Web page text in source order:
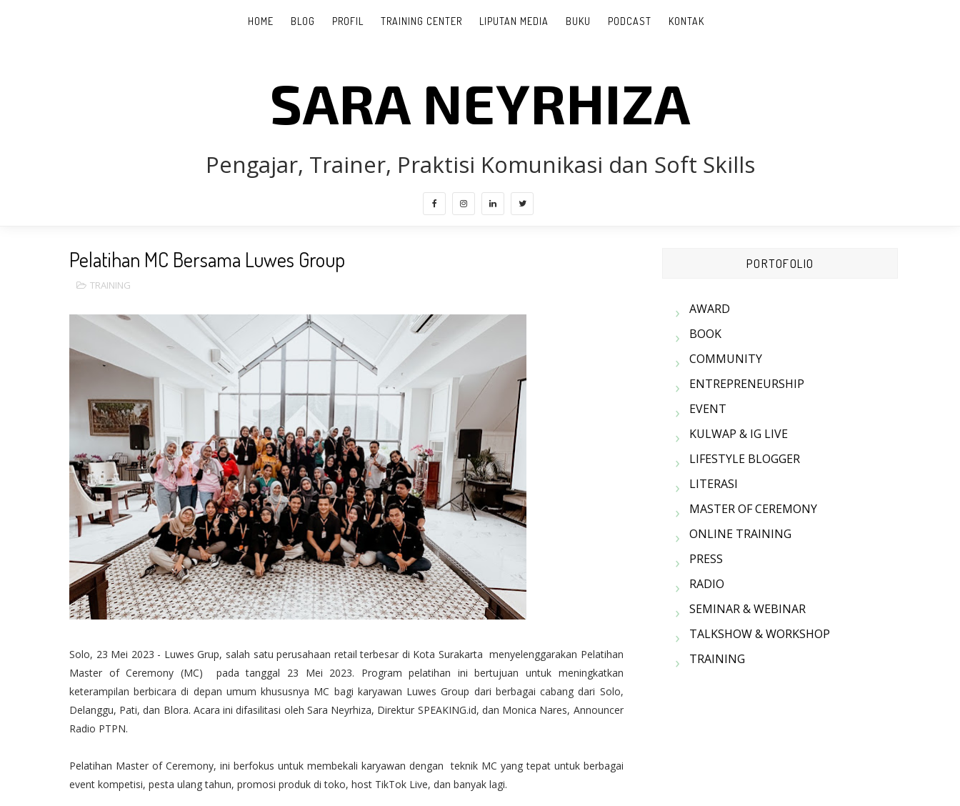
HOME BLOG PROFIL TRAINING CENTER LIPUTAN MEDIA BUKU PODCAST KONTAK
SARA NEYRHIZA
Pengajar, Trainer, Praktisi Komunikasi dan Soft Skills
Pelatihan MC Bersama Luwes Group
TRAINING
Solo, 23 Mei 2023 - Luwes Grup, salah satu perusahaan retail terbesar di Kota Surakarta menyelenggarakan Pelatihan
Master of Ceremony (MC) pada tanggal 23 Mei 2023. Program pelatihan ini bertujuan untuk meningkatkan
keterampilan berbicara di depan umum khususnya MC bagi karyawan Luwes Group dari berbagai cabang dari Solo,
Delanggu, Pati, dan Blora. Acara ini difasilitasi oleh Sara Neyrhiza, Direktur SPEAKING.id, dan Monica Nares, Announcer
Radio PTPN.
Pelatihan Master of Ceremony, ini berfokus untuk membekali karyawan dengan teknik MC yang tepat untuk berbagai
event kompetisi, pesta ulang tahun, promosi produk di toko, host TikTok Live, dan banyak lagi.
PORTOFOLIO
AWARD
BOOK
COMMUNITY
ENTREPRENEURSHIP
EVENT
KULWAP & IG LIVE
LIFESTYLE BLOGGER
LITERASI
MASTER OF CEREMONY
ONLINE TRAINING
PRESS
RADIO
SEMINAR & WEBINAR
TALKSHOW & WORKSHOP
TRAINING